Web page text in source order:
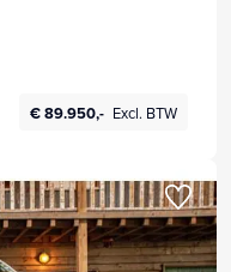
€ 89.950,- Excl. BTW